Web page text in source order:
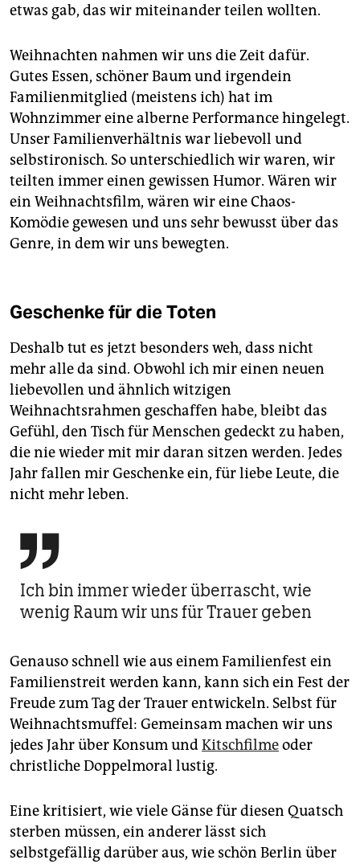
etwas gab, das wir miteinander teilen wollten.
Weihnachten nahmen wir uns die Zeit dafür.
Gutes Essen, schöner Baum und irgendein
Familienmitglied (meistens ich) hat im
Wohnzimmer eine alberne Performance hingelegt.
Unser Familienverhältnis war liebevoll und
selbstironisch. So unterschiedlich wir waren, wir
teilten immer einen gewissen Humor. Wären wir
ein Weihnachtsfilm, wären wir eine Chaos-
Komödie gewesen und uns sehr bewusst über das
Genre, in dem wir uns bewegten.
Geschenke für die Toten
Deshalb tut es jetzt besonders weh, dass nicht
mehr alle da sind. Obwohl ich mir einen neuen
liebevollen und ähnlich witzigen
Weihnachtsrahmen geschaffen habe, bleibt das
Gefühl, den Tisch für Menschen gedeckt zu haben,
die nie wieder mit mir daran sitzen werden. Jedes
Jahr fallen mir Geschenke ein, für liebe Leute, die
nicht mehr leben.

Ich bin immer wieder überrascht, wie
wenig Raum wir uns für Trauer geben
Genauso schnell wie aus einem Familienfest ein
Familienstreit werden kann, kann sich ein Fest der
Freude zum Tag der Trauer entwickeln. Selbst für
Weihnachtsmuffel: Gemeinsam machen wir uns
jedes Jahr über Konsum undKitschfilmeoder
christliche Doppelmoral lustig.
Eine kritisiert, wie viele Gänse für diesen Quatsch
sterben müssen, ein anderer lässt sich
selbstgefällig darüber aus, wie schön Berlin über